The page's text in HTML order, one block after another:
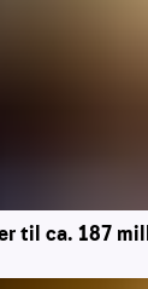
til ca. 187